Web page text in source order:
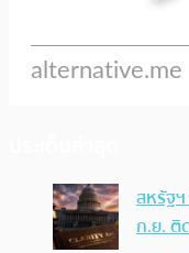
สหรัฐ
ก.ย. ติ